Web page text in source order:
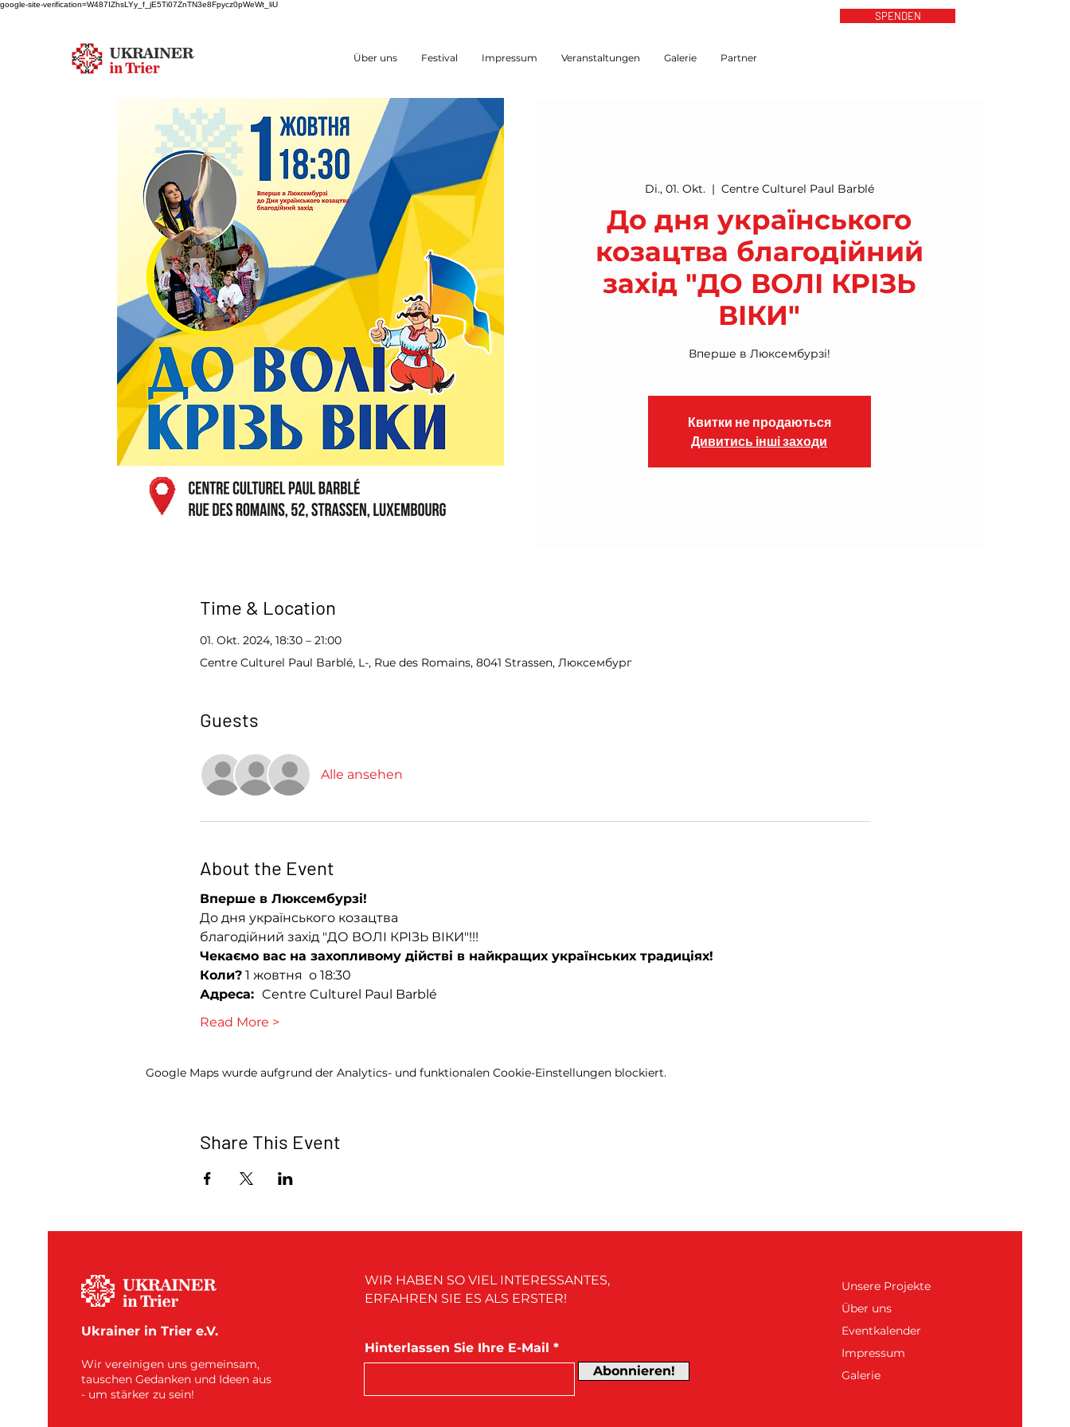
google-site-verification=W487IZhsLYy_f_jE5Ti07ZnTN3e8Fpycz0pWeWt_liU
Über uns Festival Impressum Veranstaltungen Galerie Partner
SPENDEN
Di., 01. Okt.
  |
Centre Culturel Paul Barblé
До дня українського
козацтва благодійний
захід "ДО ВОЛІ КРІЗЬ
ВІКИ"
Квитки не продаються
Дивитись інші заходи
Time & Location
01. Okt. 2024, 18:30 – 21:00
Centre Culturel Paul Barblé, L-, Rue des Romains, 8041 Strassen, Люксембург
Guests
Alle ansehen
About the Event
Вперше в Люксембурзі!
До дня українського козацтва
благодійний захід "ДО ВОЛІ КРІЗЬ ВІКИ"!!!
Чекаємо вас на захопливому дійстві в найкращих українських традиціях!
Коли? 1 жовтня  о 18:30
Адреса: Centre Culturel Paul Barblé
Read More >
Google Maps wurde aufgrund der Analytics- und funktionalen Cookie-Einstellungen blockiert.
Share This Event
Ukrainer in Trier e.V.
Wir vereinigen uns gemeinsam,
tauschen Gedanken und Ideen aus
- um stärker zu sein!
WIR HABEN SO VIEL INTERESSANTES,
ERFAHREN SIE ES ALS ERSTER!
Hinterlassen Sie Ihre E-Mail
Abonnieren!
Unsere Projekte
Über uns
Eventkalender
Impressum
Galerie